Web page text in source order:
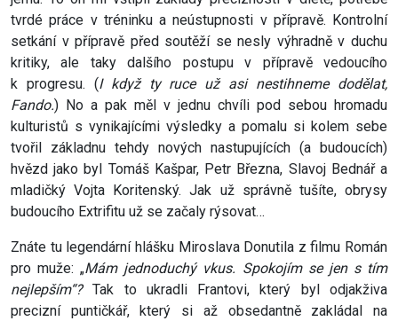
tvrdé práce v tréninku a neústupnosti v přípravě. Kontrolní
setkání v přípravě před soutěží se nesly výhradně v duchu
kritiky, ale taky dalšího postupu v přípravě vedoucího
k progresu. (I když ty ruce už asi nestihneme dodělat,
Fando.) No a pak měl v jednu chvíli pod sebou hromadu
kulturistů s vynikajícími výsledky a pomalu si kolem sebe
tvořil základnu tehdy nových nastupujících (a budoucích)
hvězd jako byl Tomáš Kašpar, Petr Března, Slavoj Bednář a
mladičký Vojta Koritenský. Jak už správně tušíte, obrysy
budoucího Extrifitu už se začaly rýsovat…
Znáte tu legendární hlášku Miroslava Donutila z filmu Román
pro muže: „Mám jednoduchý vkus. Spokojím se jen s tím
nejlepším“?Tak to ukradli Frantovi, který byl odjakživa
precizní puntičkář, který si až obsedantně zakládal na